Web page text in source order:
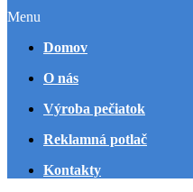
Menu
Domov
O nás
Výroba pečiatok
Reklamná potlač
Kontakty